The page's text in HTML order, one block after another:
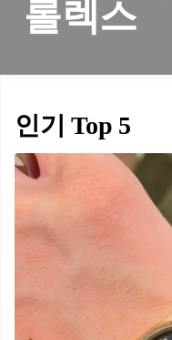
롤렉스
인기 Top 5